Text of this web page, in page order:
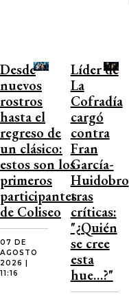
Desde
nuevos
rostros
hasta el
regreso de
un clásico:
estos son los
primeros
participantes
de Coliseo
07 DE
AGOSTO
2026 |
11:16
Líder de
La
Cofradía
cargó
contra
Fran
García-
Huidobro
tras
críticas:
"¿Quién
se cree
esta
hue…?"